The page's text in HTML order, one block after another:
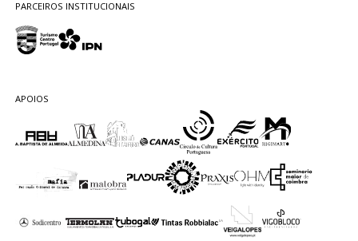
PARCEIROS INSTITUCIONAIS
APOIOS